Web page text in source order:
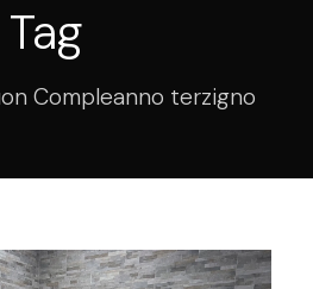
Tag
Compleanno terzigno